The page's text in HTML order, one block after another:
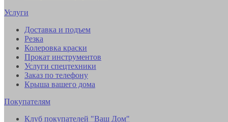
Услуги
Доставка и подъем
Резка
Колеровка краски
Прокат инструментов
Услуги спецтехники
Заказ по телефону
Крыша вашего дома
Покупателям
Клуб покупателей "Ваш Дом"